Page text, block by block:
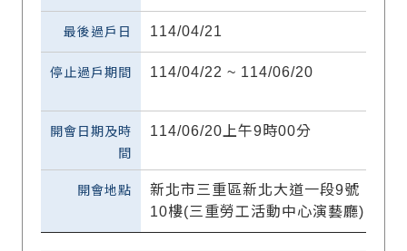
114/04/21
114/04/22 ~ 114/06/20
114/06/20上午9時00分
新北市三重區新北大道一段9號
10樓(三重勞工活動中心演藝廳)